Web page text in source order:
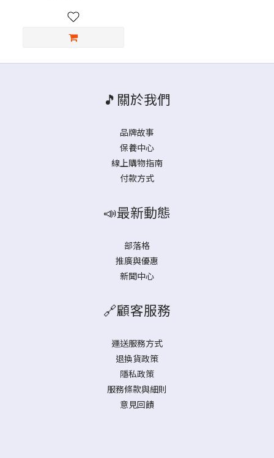
🎵關於我們
品牌故事
保養中心
線上購物指南
付款方式
📣最新動態
部落格
推廣與優惠
新聞中心
🔗顧客服務
運送服務方式
退換貨政策
隱私政策
服務條款與細則
意見回饋